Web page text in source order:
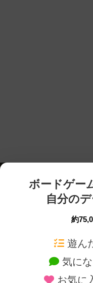
ボードゲー
自分の
約
遊ん
気に
お気に
ボードゲームを検索する